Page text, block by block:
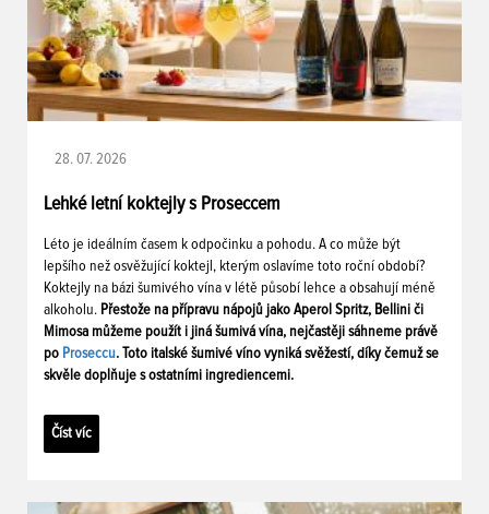
28. 07. 2026
Lehké letní koktejly s Proseccem
Léto je ideálním časem k odpočinku a pohodu. A co může být
lepšího než osvěžující koktejl, kterým oslavíme toto roční období?
Koktejly na bázi šumivého vína v létě působí lehce a obsahují méně
alkoholu. Přestože na přípravu nápojů jako Aperol Spritz, Bellini či
Mimosa můžeme použít i jiná šumivá vína, nejčastěji sáhneme právě
po Proseccu. Toto italské šumivé víno vyniká svěžestí, díky čemuž se
skvěle doplňuje s ostatními ingrediencemi.
Číst víc